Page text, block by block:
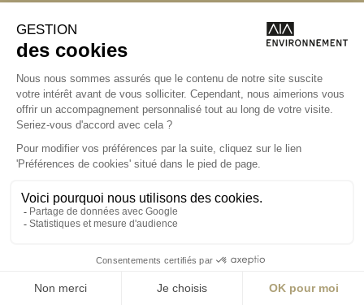
Marseille
Nantes
Paris
contact@aialifedesigners.fr
mentions légales
égalité femmes - hommes